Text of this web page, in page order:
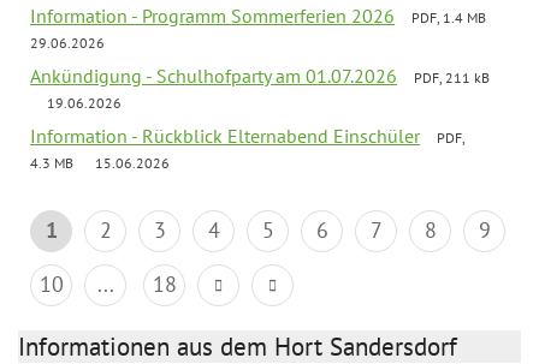
Information - Programm Sommerferien 2026
PDF, 1.4 MB
29.06.2026
Ankündigung - Schulhofparty am 01.07.2026
PDF, 211 kB
19.06.2026
Information - Rückblick Elternabend Einschüler
PDF,
4.3 MB
15.06.2026
1 2 3 4 5 6 7 8
9
10
... 18
Informationen aus dem Hort Sandersdorf